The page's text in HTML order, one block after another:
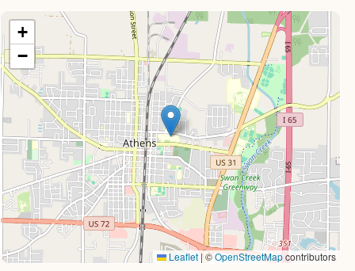
+
−
Leaflet|©OpenStreetMapcontributors